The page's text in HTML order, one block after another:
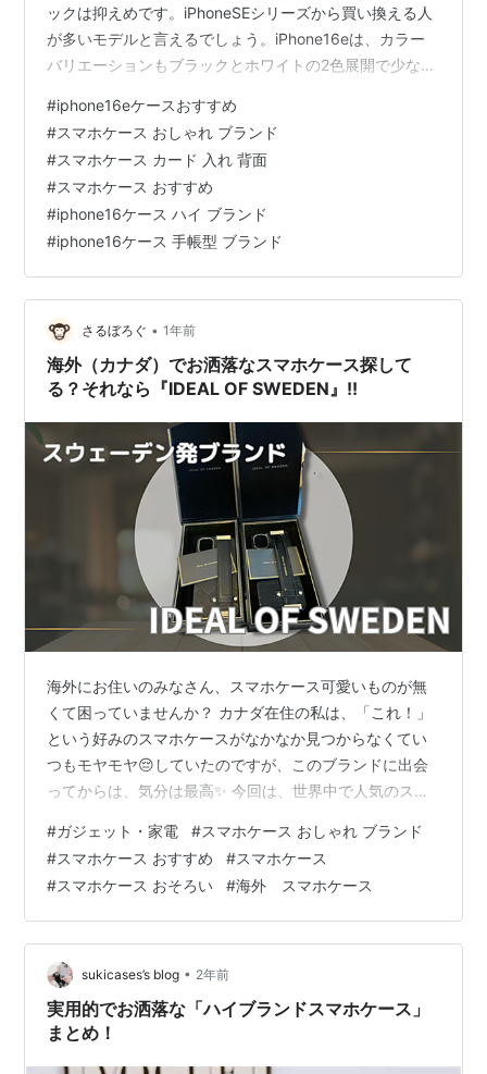
ックは抑えめです。iPhoneSEシリーズから買い換える人
が多いモデルと言えるでしょう。iPhone16eは、カラー
バリエーションもブラックとホワイトの2色展開で少なめ
う人よりも、「かわいいケースが欲しい」「おしゃれな
ケースが欲しい」という人の方が多いのではないでしょ
うか。今回は、見た目もスペックもシンプル iPhone16e
ハイブランド ケース について解説していきます。ケース
選びの参考にしてみてくださいね。 まずは ヴィト…
#iphone16eケースおすすめ
#スマホケース おしゃれ ブランド
#スマホケース カード 入れ 背面
#スマホケース おすすめ
#iphone16ケース ハイ ブランド
#iphone16ケース 手帳型 ブランド
さるぼろぐ • 1年前
海外（カナダ）でお洒落なスマホケース探して
る？それなら『IDEAL OF SWEDEN』!!
海外にお住いのみなさん、スマホケース可愛いものが無
くて困っていませんか？ カナダ在住の私は、「これ！」
という好みのスマホケースがなかなか見つからなくてい
つもモヤモヤ😔していたのですが、このブランドに出会
ってからは、気分は最高✨ 今回は、世界中で人気のスウ
OF SWEDEN（アイディール オブ スウェーデン）』につ
いて紹介していきます＾＾ 💡スマホケースだけでなく、
カード入れや充電器など他のアクセサリも豊富！あなた
の「欲しい！」が見つかるかも＾＾ IDEAL OF SWEDEN
ってどんなブランド？ メインは豊富な種類のスマホケー
ス 携帯電…
#ガジェット・家電 #スマホケース おしゃれ ブランド
#スマホケース おすすめ #スマホケース
#スマホケース おそろい #海外 スマホケース
sukicases’s blog • 2年前
実用的でお洒落な「ハイブランドスマホケース」
まとめ！